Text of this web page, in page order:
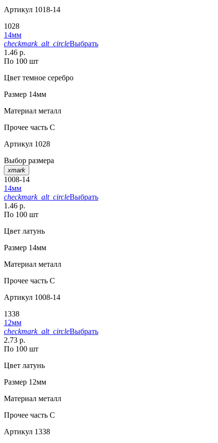
Артикул 1018-14
1028
14мм
checkmark_alt_circleВыбрать
1.46 р.
По 100 шт
Цвет темное серебро
Размер 14мм
Материал металл
Прочее часть С
Артикул 1028
Выбор размера
xmark
1008-14
14мм
checkmark_alt_circleВыбрать
1.46 р.
По 100 шт
Цвет латунь
Размер 14мм
Материал металл
Прочее часть С
Артикул 1008-14
1338
12мм
checkmark_alt_circleВыбрать
2.73 р.
По 100 шт
Цвет латунь
Размер 12мм
Материал металл
Прочее часть С
Артикул 1338